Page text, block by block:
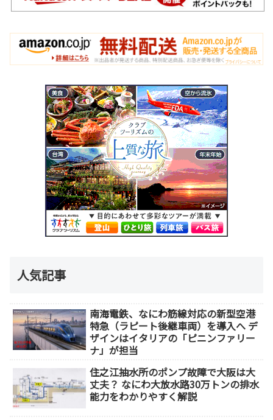
人気記事
南海電鉄、なにわ筋線対応の新型空港
特急（ラピート後継車両）を導入へ デ
ザインはイタリアの「ピニンファリー
ナ」が担当
住之江抽水所のポンプ故障で大阪は大
丈夫？ なにわ大放水路30万トンの排水
能力をわかりやすく解説